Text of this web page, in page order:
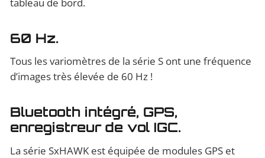
tableau de bord.
60 Hz.
Tous les variomètres de la série S ont une fréquence
d’images très élevée de 60 Hz !
Bluetooth intégré, GPS,
enregistreur de vol IGC.
La série SxHAWK est équipée de modules GPS et